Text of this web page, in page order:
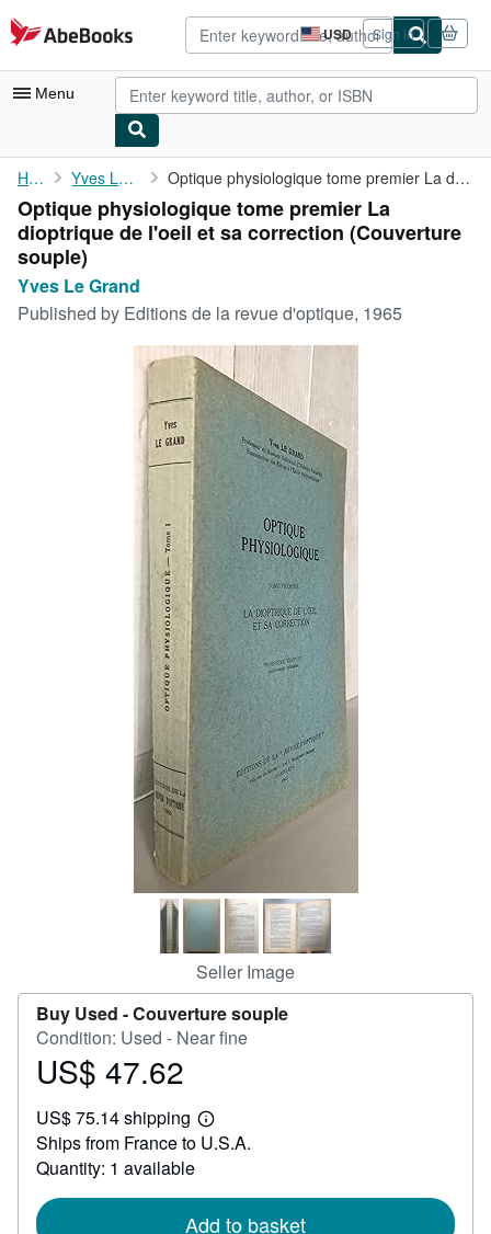
Skip to main content
AbeBooks.com USD
Site
shopping
preferences
Sign in
Menu
My Account
My Purchases
Advanced Search
Browse Collections
CLOSE
Home Yves Le Grand Optique physiologique tome premier La dioptrique de l'oeil et sa...
Optique physiologique tome premier La
dioptrique de l'oeil et sa correction (Couverture
souple)
Yves Le Grand
Published by Editions de la revue d'optique, 1965
Seller Image
Buy Used -Couverture souple
Condition: Used - Near fine
Price
47.62
US$ 47.62
US$ 75.14 shipping
Learn
more
Ships from France to U.S.A.
Quantity: 1 available
Add to basket